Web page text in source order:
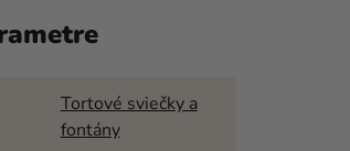
Tortové sviečky a
fontány